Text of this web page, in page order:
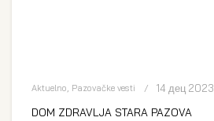
Aktuelno Pazovačke vesti 14 дец 2023
DOM ZDRAVLJA STARA PAZOVA